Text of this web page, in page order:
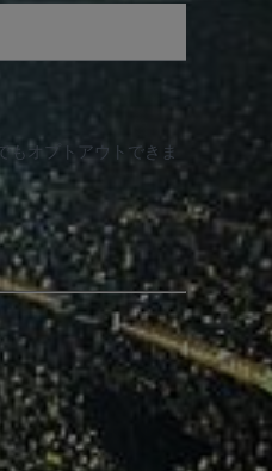
もオプトアウトできま